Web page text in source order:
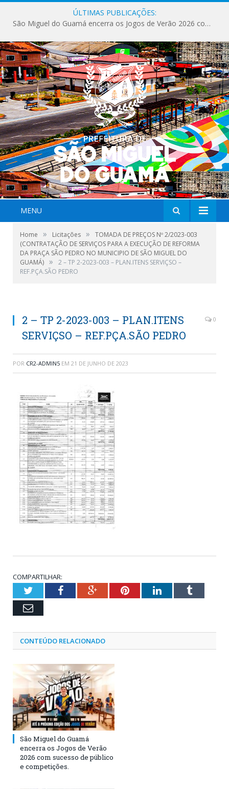
ÚLTIMAS PUBLICAÇÕES:
São Miguel do Guamá encerra os Jogos de Verão 2026 com sucesso de público e competições.
MENU
Home » Licitações »
TOMADA DE PREÇOS Nº 2/2023-003
(CONTRATAÇÃO DE SERVIÇOS PARA A EXECUÇÃO DE REFORMA
DA PRAÇA SÃO PEDRO NO MUNICIPIO DE SÃO MIGUEL DO
GUAMÁ) »
2 – TP 2-2023-003 – PLAN.ITENS SERVIÇSO –
REF.PÇA.SÃO PEDRO
2 – TP 2-2023-003 – PLAN.ITENS
SERVIÇSO – REF.PÇA.SÃO PEDRO
0
POR CR2-ADMIN5 EM 21 DE JUNHO DE 2023
COMPARTILHAR:
TwitterFacebookGoogle+PinterestLinkedInTumblr
Email
CONTEÚDO RELACIONADO
São Miguel do Guamá
encerra os Jogos de Verão
2026 com sucesso de público
e competições.